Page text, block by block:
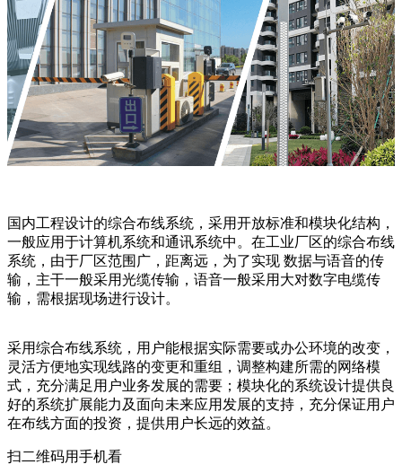
国内工程设计的综合布线系统，采用开放标准和模块化结构，
一般应用于计算机系统和通讯系统中。在工业厂区的综合布线
系统，由于厂区范围广，距离远，为了实现 数据与语音的传
输，主干一般采用光缆传输，语音一般采用大对数字电缆传
输，需根据现场进行设计。
采用综合布线系统，用户能根据实际需要或办公环境的改变，
灵活方便地实现线路的变更和重组，调整构建所需的网络模
式，充分满足用户业务发展的需要；模块化的系统设计提供良
好的系统扩展能力及面向未来应用发展的支持，充分保证用户
在布线方面的投资，提供用户长远的效益。
扫二维码用手机看